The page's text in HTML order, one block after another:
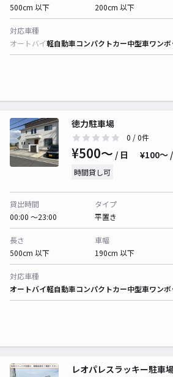
500cm 以下
200cm 以下
対応車種
オートバイ軽自動車コンパクトカー中型車ワンボ
徳力駐車場
0 / 0件
¥500〜 / 日 ¥100〜
時間貸し可
貸出時間
00:00 〜23:00
タイプ
平置き
長さ
500cm 以下
車幅
190cm 以下
対応車種
オートバイ軽自動車コンパクトカー中型車ワンボ
レオパレスラッキー駐車